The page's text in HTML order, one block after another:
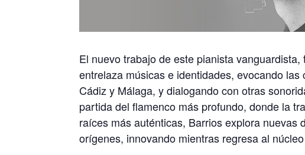
El nuevo trabajo de este pianista
entrelaza músicas e identidades, evocando
Cádiz y Málaga, y dialogando con otras
partida del flamenco más profundo, donde la
raíces más auténticas, Barrios explora
orígenes, innovando mientras regresa al